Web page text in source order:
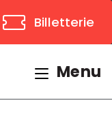
cookies
Billetterie
Menu